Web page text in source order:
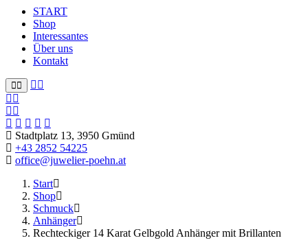
START
Shop
Interessantes
Über uns
Kontakt
Stadtplatz 13, 3950 Gmünd
+43 2852 54225
office@juwelier-poehn.at
Start
Shop
Schmuck
Anhänger
Rechteckiger 14 Karat Gelbgold Anhänger mit Brillanten